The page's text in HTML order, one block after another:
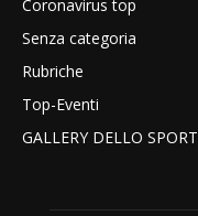
Coronavirus top
Senza categoria
Rubriche
Top-Eventi
GALLERY DELLO SPORT